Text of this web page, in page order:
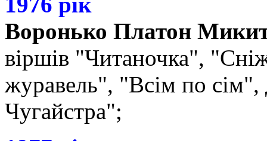
Воронько Платон
віршів "Читаночка",
журавель", "Всім по
Чугайстра";